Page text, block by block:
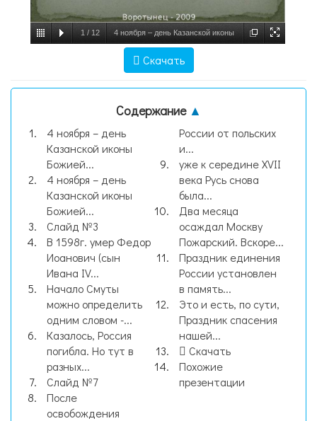
1 / 12 4 ноября – день Казанской иконы
как «День народного единства». Учитель:
Скачать
Содержание ▲
4 ноября – день
Казанской иконы
Божией...
4 ноября – день
Казанской иконы
Божией...
Слайд №3
В 1598г. умер Федор
Иоанович (сын
Ивана IV...
Начало Смуты
можно определить
одним словом -...
Казалось, Россия
погибла. Но тут в
разных...
Слайд №7
После
освобождения
России от польских
и...
уже к середине XVII
века Русь снова
была...
Два месяца
осаждал Москву
Пожарский. Вскоре...
Праздник единения
России установлен
в память...
Это и есть, по сути,
Праздник спасения
нашей...
Скачать
Похожие
презентации